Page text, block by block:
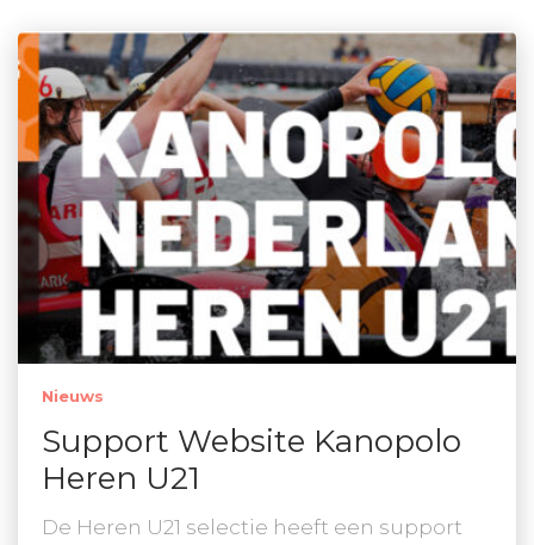
Nieuws
Support Website Kanopolo
Heren U21
De Heren U21 selectie heeft een support